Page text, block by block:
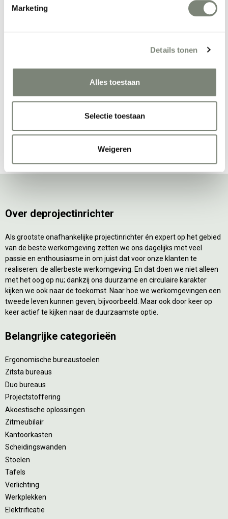
Marketing
Details tonen
Alles toestaan
Selectie toestaan
Weigeren
Casala OMEGA
Over deprojectinrichter
Als grootste onafhankelijke projectinrichter én expert op het gebied
van de beste werkomgeving zetten we ons dagelijks met veel
passie en enthousiasme in om juist dat voor onze klanten te
realiseren: de allerbeste werkomgeving. En dat doen we niet alleen
met het oog op nu; dankzij ons duurzame en circulaire karakter
kijken we ook naar de toekomst. Naar hoe we werkomgevingen een
tweede leven kunnen geven, bijvoorbeeld. Maar ook door keer op
keer actief te kijken naar de duurzaamste optie.
Belangrijke categorieën
Ergonomische bureaustoelen
Zitsta bureaus
Duo bureaus
Projectstoffering
Akoestische oplossingen
Zitmeubilair
Kantoorkasten
Scheidingswanden
Stoelen
Tafels
Verlichting
Werkplekken
Elektrificatie